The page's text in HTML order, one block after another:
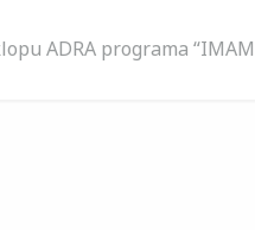
ADRA programa “IMAM